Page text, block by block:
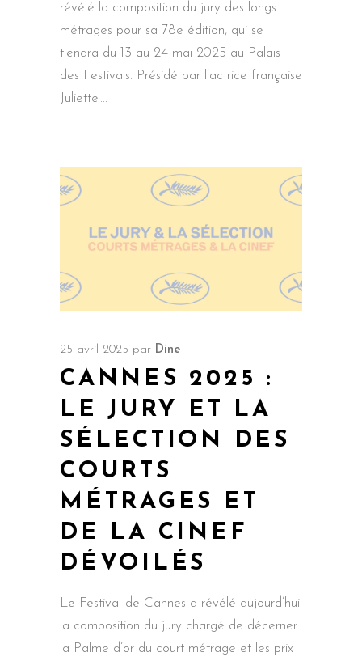
révélé la composition du jury des longs
métrages pour sa 78e édition, qui se
tiendra du 13 au 24 mai 2025 au Palais
des Festivals. Présidé par l’actrice française
Juliette
25 avril 2025 par Dine
CANNES 2025 :
LE JURY ET LA
SÉLECTION DES
COURTS
MÉTRAGES ET
DE LA CINEF
DÉVOILÉS
Le Festival de Cannes a révélé aujourd’hui
la composition du jury chargé de décerner
la Palme d’or du court métrage et les prix